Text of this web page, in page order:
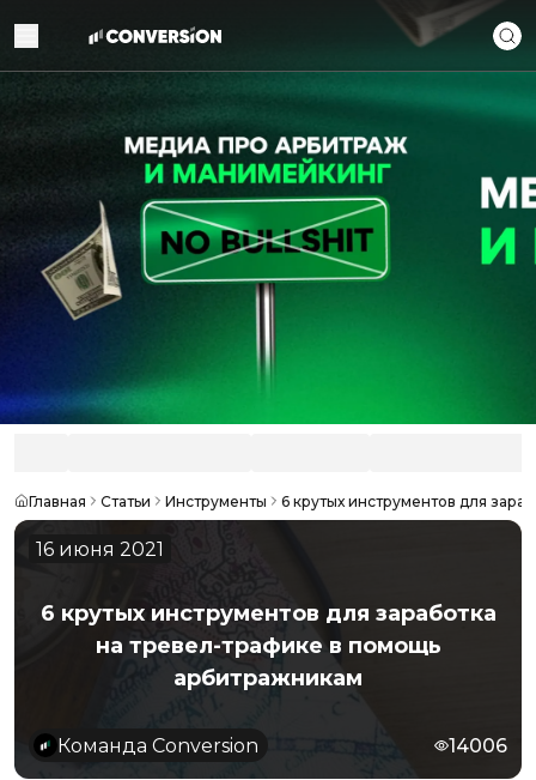
Главная Статьи Инструменты 6 крутых инструментов для
16 июня 2021
6 крутых инструментов для заработка
на тревел-трафике в помощь
арбитражникам
Команда Conversion 14006